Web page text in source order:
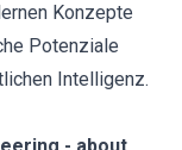
Konzepte
Potenziale
Intelligenz.